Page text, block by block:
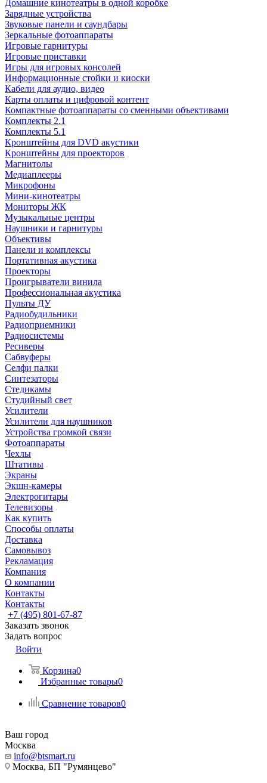
Домашние кинотеатры в одной коробке
Зарядные устройства
Звуковые панели и саундбары
Зеркальные фотоаппараты
Игровые гарнитуры
Игровые приставки
Игры для игровых консолей
Информационные стойки и киоски
Кабели для аудио, видео
Карты оплаты и цифровой контент
Компактные фотоаппараты со сменными объективами
Комплекты 2.1
Комплекты 5.1
Кронштейны для DVD акустики
Кронштейны для проекторов
Магнитолы
Медиаплееры
Микрофоны
Мини-кинотеатры
Мониторы ЖК
Музыкальные центры
Наушники и гарнитуры
Объективы
Панели и комплексы
Портативная акустика
Проекторы
Проигрыватели винила
Профессиональная акустика
Пульты ДУ
Радиобудильники
Радиоприемники
Радиосистемы
Ресиверы
Сабвуферы
Селфи палки
Синтезаторы
Стедикамы
Студийный свет
Усилители
Усилители для наушников
Устройства громкой связи
Фотоаппараты
Чехлы
Штативы
Экраны
Экшн-камеры
Электрогитары
Телевизоры
Как купить
Способы оплаты
Доставка
Самовывоз
Рекламация
Компания
О компании
Контакты
Контакты
+7 (495) 801-67-87
Заказать звонок
Задать вопрос
Войти
Корзина0
Избранные товары0
Сравнение товаров0
Ваш город
Москва
info@btsmart.ru
Москва, БП "Румянцево"